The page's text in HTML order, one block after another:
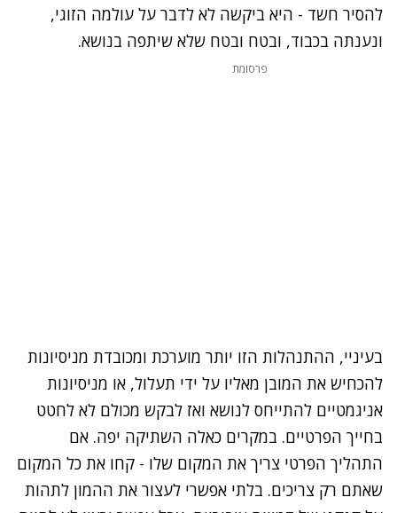
להסיר חשד - היא ביקשה לא לדבר על עולמה הזוגי,
ונענתה בכבוד, ובטח ובטח שלא שיתפה בנושא.
פרסומת
בעיניי, ההתנהלות הזו יותר מוערכת ומכובדת מניסיונות
להכחיש את המובן מאליו על ידי תעלול, או מניסיונות
אניגמטיים להתייחס לנושא ואז לבקש מכולם לא לחטט
בחייך הפרטיים. במקרים כאלה השתיקה יפה. אם
התהליך הפרטי צריך את המקום שלו - קחו את כל המקום
שאתם רק צריכים. בלתי אפשרי לעצור את ההמון לתהות